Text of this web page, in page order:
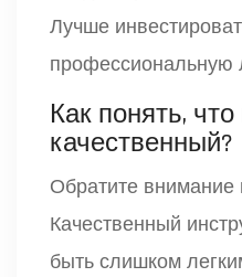
Лучше
профессиональную
Как понять,
качественный?
Обратите внимание
Качественный
быть слишком